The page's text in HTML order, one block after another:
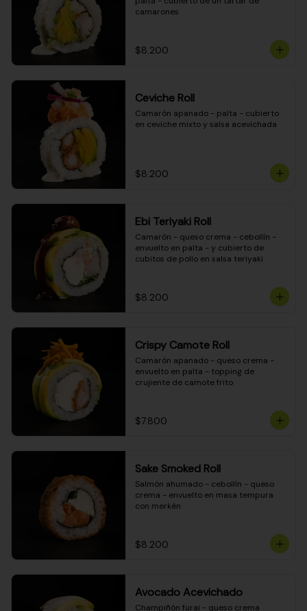
camarones
$8.200
Ceviche Roll
Camarón apanado - palta - cubierto
en ceviche mixto y salsa acevichada
$8.200
Ebi Teriyaki Roll
Camarón - queso crema - cebollín -
envuelto en palta - y cubierto de
cubitos de pollo en salsa teriyaki
$8.200
Crispy Camote Roll
Camarón apanado - queso crema -
envuelto en palta - topping de
crujiente de camote frito
$7.800
Sake Smoked Roll
Salmón ahumado - cebollín - queso
crema - envuelto en masa tempura
con merkén
$8.200
Avocado Acevichado
Champiñón furai - queso crema